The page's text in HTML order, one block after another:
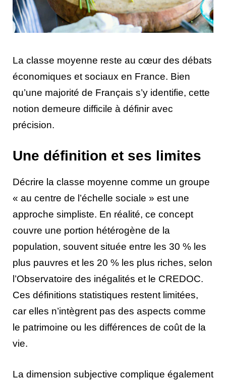
La classe moyenne reste au cœur des débats
économiques et sociaux en France. Bien
qu’une majorité de Français s’y identifie, cette
notion demeure difficile à définir avec
précision.
Une définition et ses limites
Décrire la classe moyenne comme un groupe
« au centre de l’échelle sociale » est une
approche simpliste. En réalité, ce concept
couvre une portion hétérogène de la
population, souvent située entre les 30 % les
plus pauvres et les 20 % les plus riches, selon
l’Observatoire des inégalités et le CREDOC.
Ces définitions statistiques restent limitées,
car elles n’intègrent pas des aspects comme
le patrimoine ou les différences de coût de la
vie.
La dimension subjective complique également